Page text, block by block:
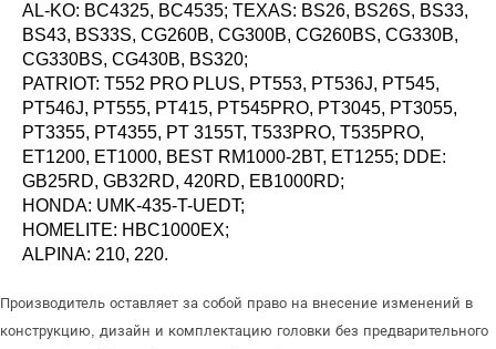
AL-KO: BC4325, BC4535; TEXAS: BS26, BS26S, BS33,
BS43, BS33S, CG260B, CG300B, CG260BS, CG330B,
CG330BS, CG430B, BS320;
PATRIOT: T552 PRO PLUS, PT553, PT536J, PT545,
PT546J, PT555, PT415, PT545PRO, PT3045, PT3055,
PT3355, PT4355, PT 3155T, T533PRO, T535PRO,
ET1200, ET1000, BEST RM1000-2BT, ET1255; DDE:
GB25RD, GB32RD, 420RD, EB1000RD;
HONDA: UMK-435-T-UEDT;
HOMELITE: HBC1000EX;
ALPINA: 210, 220.
Производитель оставляет за собой право на внесение изменений в
конструкцию, дизайн и комплектацию головки без предварительного